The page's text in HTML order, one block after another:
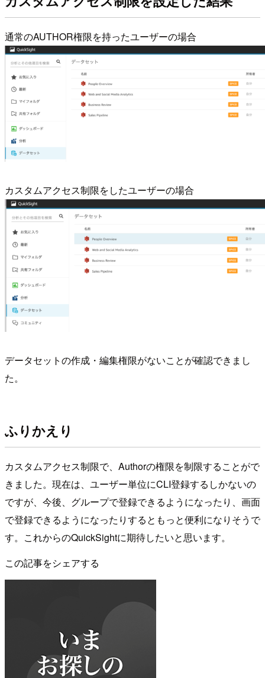
通常のAUTHOR権限を持ったユーザーの場合
カスタムアクセス制限をしたユーザーの場合
データセットの作成・編集権限がないことが確認できまし
た。
ふりかえり
カスタムアクセス制限で、Authorの権限を制限することがで
きました。現在は、ユーザー単位にCLI登録するしかないの
ですが、今後、グループで登録できるようになったり、画面
で登録できるようになったりするともっと便利になりそうで
す。これからのQuickSightに期待したいと思います。
この記事をシェアする